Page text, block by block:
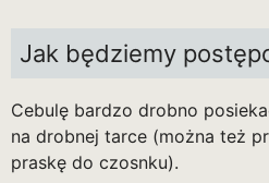
Jak będziemy
Cebulę bardzo drobno
na drobnej tarce (można też
praskę do czosnku).